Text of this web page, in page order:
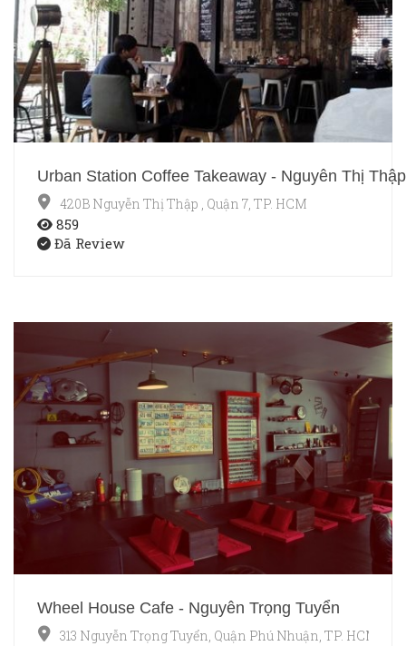
Urban Station Coffee Takeaway - Nguyễn Thị Thập
420B Nguyễn Thị Thập , Quận 7, TP. HCM
859
Đã Review
Wheel House Cafe - Nguyễn Trọng Tuyển
313 Nguyễn Trọng Tuyển, Quận Phú Nhuận, TP. HCM